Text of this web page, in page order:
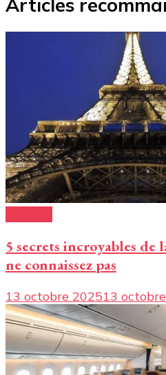
Articles
5 secrets incroyables de
ne connaissez pas
13 octobre 202513